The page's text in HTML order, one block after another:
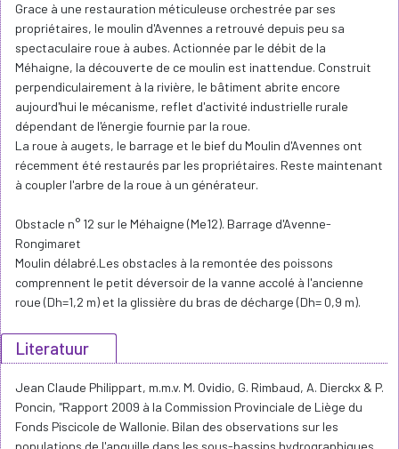
Grace à une restauration méticuleuse orchestrée par ses
propriétaires, le moulin d'Avennes a retrouvé depuis peu sa
spectaculaire roue à aubes. Actionnée par le débit de la
Méhaigne, la découverte de ce moulin est inattendue. Construit
perpendiculairement à la rivière, le bâtiment abrite encore
aujourd'hui le mécanisme, reflet d'activité industrielle rurale
dépendant de l'énergie fournie par la roue.
La roue à augets, le barrage et le bief du Moulin d'Avennes ont
récemment été restaurés par les propriétaires. Reste maintenant
à coupler l'arbre de la roue à un générateur.
Obstacle n° 12 sur le Méhaigne (Me12). Barrage d'Avenne-
Rongimaret
Moulin délabré.Les obstacles à la remontée des poissons
comprennent le petit déversoir de la vanne accolé à l'ancienne
roue (Dh=1,2 m) et la glissière du bras de décharge (Dh= 0,9 m).
Literatuur
Jean Claude Philippart, m.m.v. M. Ovidio, G. Rimbaud, A. Dierckx & P.
Poncin, "Rapport 2009 à la Commission Provinciale de Liège du
Fonds Piscicole de Wallonie. Bilan des observations sur les
populations de l'anguille dans les sous-bassins hydrographiques